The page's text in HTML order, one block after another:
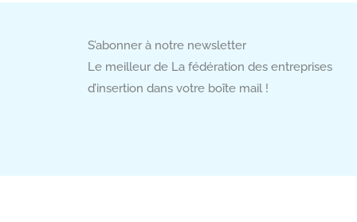
S’abonner à notre newsletter
Le meilleur de La fédération des entreprises
d’insertion dans votre boîte mail !